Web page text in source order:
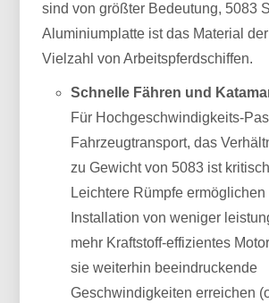
sind von größter Bedeutung, 5083
Aluminiumplatte ist das Material
Vielzahl von Arbeitspferdschiffen.
Schnelle Fähren und
Für Hochgeschwindigkeits-
Fahrzeugtransport, das
zu Gewicht von 5083 ist
Leichtere Rümpfe ermöglichen
Installation von weniger
mehr Kraftstoff-effizientes
sie weiterhin beeindruckende
Geschwindigkeiten erreichen